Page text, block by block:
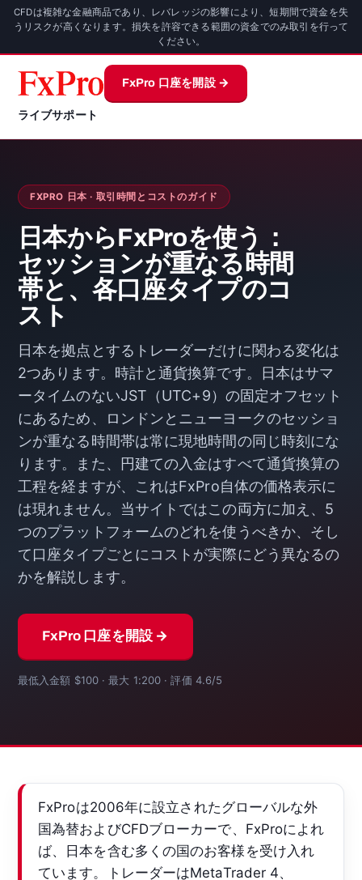
CFDは複雑な金融商品であり、レバレッジの影響により、短期間で資金を失
うリスクが高くなります。損失を許容できる範囲の資金でのみ取引を行って
ください。
ライブサポート
FxPro 口座を開設 →
FXPRO 日本 · 取引時間とコストのガイド
日本からFxProを使う：
セッションが重なる時間
帯と、各口座タイプのコ
スト
日本を拠点とするトレーダーだけに関わる変化は
2つあります。時計と通貨換算です。日本はサマ
ータイムのないJST（UTC+9）の固定オフセット
にあるため、ロンドンとニューヨークのセッショ
ンが重なる時間帯は常に現地時間の同じ時刻にな
ります。また、円建ての入金はすべて通貨換算の
工程を経ますが、これはFxPro自体の価格表示に
は現れません。当サイトではこの両方に加え、5
つのプラットフォームのどれを使うべきか、そし
て口座タイプごとにコストが実際にどう異なるの
かを解説します。
FxPro 口座を開設 →
最低入金額 $100 · 最大 1:200 · 評価 4.6/5
FxProは2006年に設立されたグローバルな外
国為替およびCFDブローカーで、FxProによれ
ば、日本を含む多くの国のお客様を受け入れ
ています。トレーダーはMetaTrader 4、